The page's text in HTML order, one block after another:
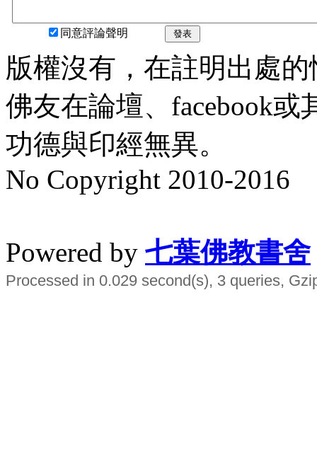
同意評論聲明 發表
版權沒有，在註明出處
佛友在論壇、facebook
功德與印經無異。
No Copyright 2010-2016
Powered by 七葉佛教書舍
Processed in 0.029 second(s), 3 queries,